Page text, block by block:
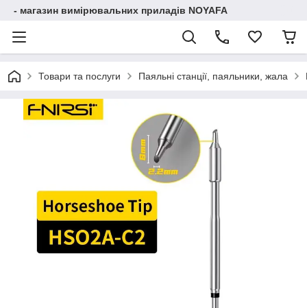
- магазин вимірювальних приладів NOYAFA
Товари та послуги Паяльні станції, паяльники, жала